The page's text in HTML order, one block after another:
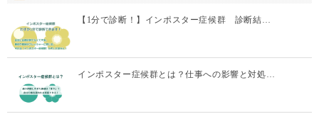
【1分で診断！】インポスター症候群 診断結…
インポスター症候群とは？仕事への影響と対処…